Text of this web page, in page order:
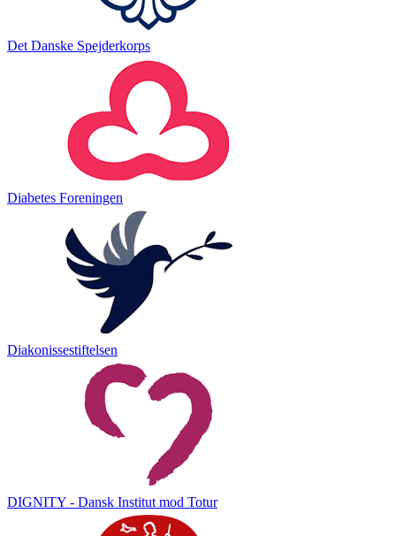
Det Danske Spejderkorps
Diabetes Foreningen
Diakonissestiftelsen
DIGNITY - Dansk Institut mod Totur